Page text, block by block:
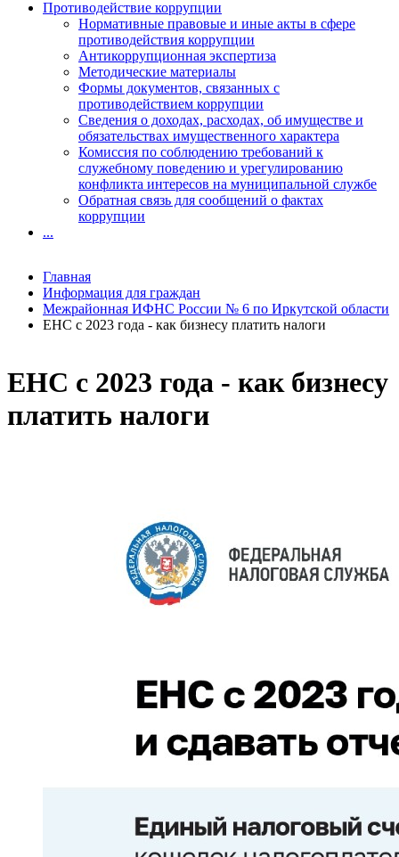
ЕНС с 2023 года - как бизнесу
платить налоги
Противодействие коррупции
Нормативные правовые и иные акты в сфере
противодействия коррупции
Антикоррупционная экспертиза
Методические материалы
Формы документов, связанных с
противодействием коррупции
Сведения о доходах, расходах, об имуществе и
обязательствах имущественного характера
Комиссия по соблюдению требований к
служебному поведению и урегулированию
конфликта интересов на муниципальной службе
Обратная связь для сообщений о фактах
коррупции
...
Главная
Информация для граждан
Межрайонная ИФНС России № 6 по Иркутской области
ЕНС с 2023 года - как бизнесу платить налоги